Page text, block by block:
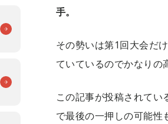
手。
その勢いは第1回大会だ
ていているのでかなりの
この記事が投稿されて
で最後の一押しの可能性